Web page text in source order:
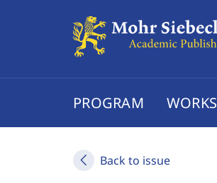
PROGRAM WORKS
Back to issue